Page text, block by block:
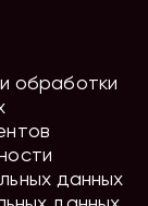
обработки
данных